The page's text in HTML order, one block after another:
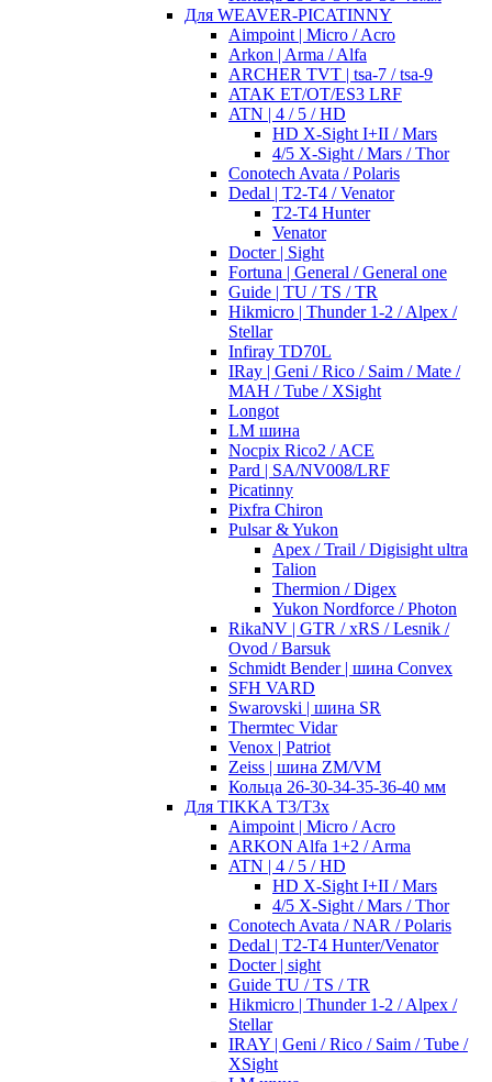
Для WEAVER-PICATINNY
Aimpoint | Micro / Acro
Arkon | Arma / Alfa
ARCHER TVT | tsa-7 / tsa-9
ATAK ET/OT/ES3 LRF
ATN | 4 / 5 / HD
HD X-Sight I+II / Mars
4/5 X-Sight / Mars / Thor
Conotech Avata / Polaris
Dedal | T2-T4 / Venator
T2-T4 Hunter
Venator
Docter | Sight
Fortuna | General / General one
Guide | TU / TS / TR
Hikmicro | Thunder 1-2 / Alpex /
Stellar
Infiray TD70L
IRay | Geni / Rico / Saim / Mate /
MAH / Tube / XSight
Longot
LM шина
Nocpix Rico2 / ACE
Pard | SA/NV008/LRF
Picatinny
Pixfra Chiron
Pulsar & Yukon
Apex / Trail / Digisight ultra
Talion
Thermion / Digex
Yukon Nordforce / Photon
RikaNV | GTR / xRS / Lesnik /
Ovod / Barsuk
Schmidt Bender | шина Convex
SFH VARD
Swarovski | шина SR
Thermtec Vidar
Venox | Patriot
Zeiss | шина ZM/VM
Кольца 26-30-34-35-36-40 мм
Для TIKKA T3/T3x
Aimpoint | Micro / Acro
ARKON Alfa 1+2 / Arma
ATN | 4 / 5 / HD
HD X-Sight I+II / Mars
4/5 X-Sight / Mars / Thor
Conotech Avata / NAR / Polaris
Dedal | T2-T4 Hunter/Venator
Docter | sight
Guide TU / TS / TR
Hikmicro | Thunder 1-2 / Alpex /
Stellar
IRAY | Geni / Rico / Saim / Tube /
XSight